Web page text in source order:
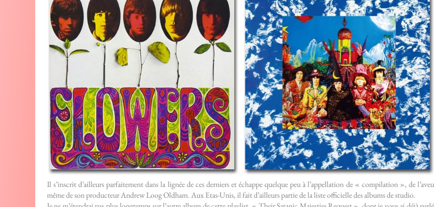
Il s’inscrit d’ailleurs parfaitement dans la lignée de ces derniers et échappe quelque peu à l’appellation de « compilation », de l’aveu
même de son producteur Andrew Loog Oldham. Aux Etas-Unis, il fait d’ailleurs partie de la liste officielle des albums de studio.